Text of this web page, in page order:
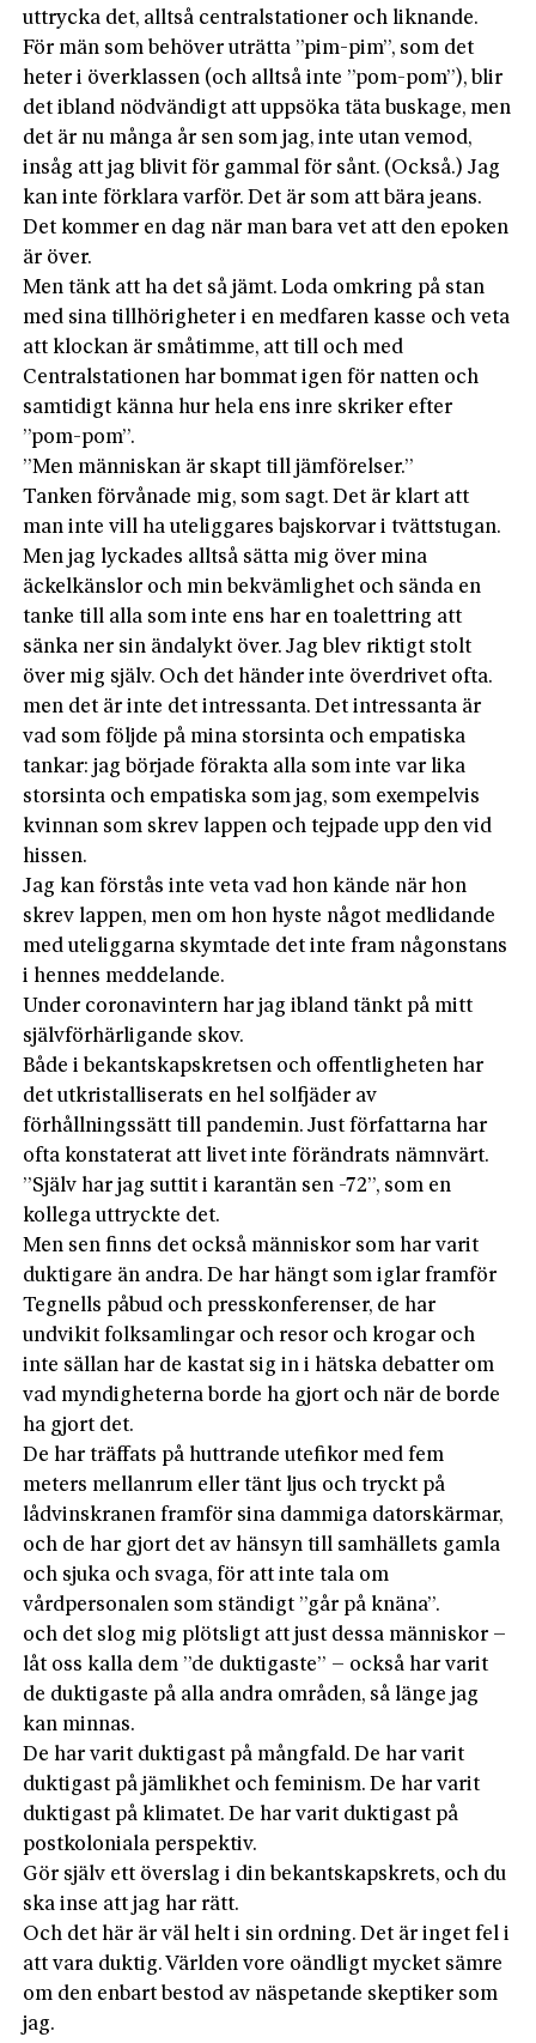
uttrycka det, alltså centralstationer och liknande.
För män som behöver uträtta ”pim-pim”, som det
heter i överklassen (och alltså inte ”pom-pom”), blir
det ibland nödvändigt att uppsöka täta buskage, men
det är nu många år sen som jag, inte utan vemod,
insåg att jag blivit för gammal för sånt. (Också.) Jag
kan inte förklara varför. Det är som att bära jeans.
Det kommer en dag när man bara vet att den epoken
är över.
Men tänk att ha det så jämt. Loda omkring på stan
med sina tillhörigheter i en medfaren kasse och veta
att klockan är småtimme, att till och med
Centralstationen har bommat igen för natten och
samtidigt känna hur hela ens inre skriker efter
”pom-pom”.
”Men människan är skapt till jämförelser.”
Tanken förvånade mig, som sagt. Det är klart att
man inte vill ha uteliggares bajskorvar i tvättstugan.
Men jag lyckades alltså sätta mig över mina
äckelkänslor och min bekvämlighet och sända en
tanke till alla som inte ens har en toalettring att
sänka ner sin ändalykt över. Jag blev riktigt stolt
över mig själv. Och det händer inte överdrivet ofta.
men det är inte det intressanta. Det intressanta är
vad som följde på mina storsinta och empatiska
tankar: jag började förakta alla som inte var lika
storsinta och empatiska som jag, som exempelvis
kvinnan som skrev lappen och tejpade upp den vid
hissen.
Jag kan förstås inte veta vad hon kände när hon
skrev lappen, men om hon hyste något medlidande
med uteliggarna skymtade det inte fram någonstans
i hennes meddelande.
Under coronavintern har jag ibland tänkt på mitt
självförhärligande skov.
Både i bekantskapskretsen och offentligheten har
det utkristalliserats en hel solfjäder av
förhållningssätt till pandemin. Just författarna har
ofta konstaterat att livet inte förändrats nämnvärt.
”Själv har jag suttit i karantän sen -72”, som en
kollega uttryckte det.
Men sen finns det också människor som har varit
duktigare än andra. De har hängt som iglar framför
Tegnells påbud och presskonferenser, de har
undvikit folksamlingar och resor och krogar och
inte sällan har de kastat sig in i häts­ka debatter om
vad myndigheterna borde ha gjort och när de borde
ha gjort det.
De har träffats på huttrande utefikor med fem
meters mellanrum eller tänt ljus och tryckt på
lådvinskranen framför sina dammiga datorskärmar,
och de har gjort det av hänsyn till samhällets gamla
och sjuka och svaga, för att inte tala om
vårdpersonalen som ständigt ”går på knäna”.
och det slog mig plötsligt att just dessa människor –
låt oss kalla dem ”de duktigaste” – också har varit
de duktigaste på alla andra områden, så länge jag
kan minnas.
De har varit duktigast på mångfald. De har varit
duktigast på jämlikhet och feminism. De har varit
duktigast på klimatet. De har varit duktigast på
postkoloniala perspektiv.
Gör själv ett överslag i din bekantskapskrets, och du
ska inse att jag har rätt.
Och det här är väl helt i sin ordning. Det är inget fel i
att vara duktig. Världen vore oändligt mycket sämre
om den enbart bestod av näspetande skeptiker som
jag.